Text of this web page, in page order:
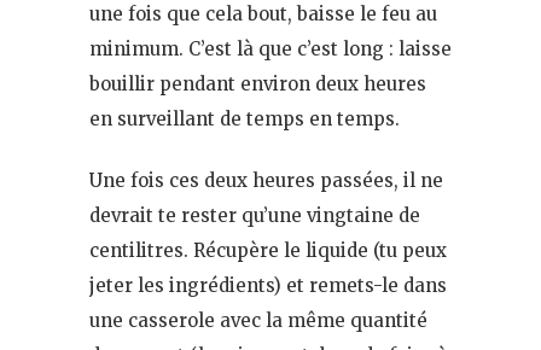
une fois que cela bout, baisse le feu au
minimum. C’est là que c’est long : laisse
bouillir pendant environ deux heures
en surveillant de temps en temps.
Une fois ces deux heures passées, il ne
devrait te rester qu’une vingtaine de
centilitres. Récupère le liquide (tu peux
jeter les ingrédients) et remets-le dans
une casserole avec la même quantité